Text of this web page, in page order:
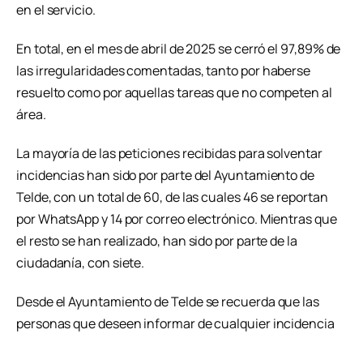
en el servicio.
En total, en el mes de abril de 2025 se cerró el 97,89% de
las irregularidades comentadas, tanto por haberse
resuelto como por aquellas tareas que no competen al
área.
La mayoría de las peticiones recibidas para solventar
incidencias han sido por parte del Ayuntamiento de
Telde, con un total de 60, de las cuales 46 se reportan
por WhatsApp y 14 por correo electrónico. Mientras que
el resto se han realizado, han sido por parte de la
ciudadanía, con siete.
Desde el Ayuntamiento de Telde se recuerda que las
personas que deseen informar de cualquier incidencia